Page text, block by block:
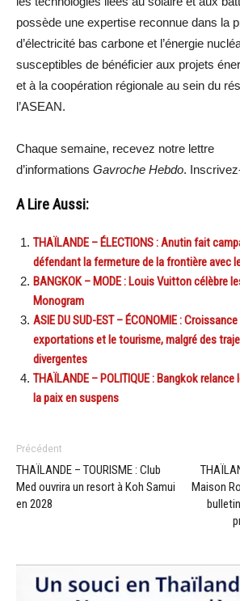
possède une expertise reconnue dans la
d’électricité bas carbone et l’énergie
susceptibles de bénéficier aux projets
et à la coopération régionale au sein du
l’ASEAN.
Chaque semaine, recevez notre lettre
d’informations Gavroche Hebdo.
A Lire Aussi:
THAÏLANDE – ÉLECTIONS : Anutin fait
défendant la fermeture de la frontière avec
BANGKOK – MODE : Louis Vuitton célèbre
Monogram
ASIE DU SUD-EST – ÉCONOMIE :
exportations et le tourisme, malgré des
divergentes
THAÏLANDE – POLITIQUE : Bangkok
la paix en suspens
Précédent
THAÏLANDE – TOURISME : Club
Med ouvrira un resort à Koh Samui
en 2028
Maison